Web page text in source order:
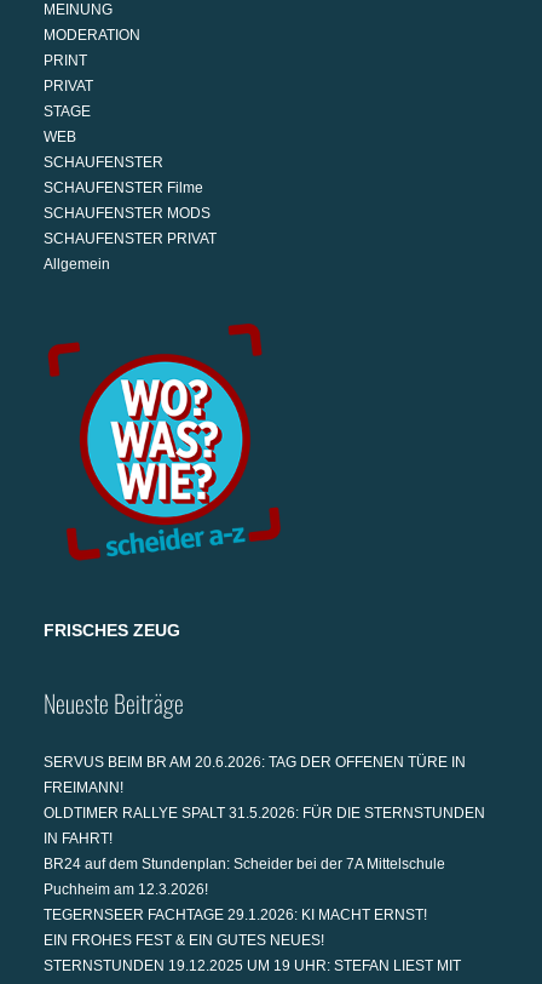
MEINUNG
MODERATION
PRINT
PRIVAT
STAGE
WEB
SCHAUFENSTER
SCHAUFENSTER Filme
SCHAUFENSTER MODS
SCHAUFENSTER PRIVAT
Allgemein
FRISCHES ZEUG
Neueste Beiträge
SERVUS BEIM BR AM 20.6.2026: TAG DER OFFENEN TÜRE IN
FREIMANN!
OLDTIMER RALLYE SPALT 31.5.2026: FÜR DIE STERNSTUNDEN
IN FAHRT!
BR24 auf dem Stundenplan: Scheider bei der 7A Mittelschule
Puchheim am 12.3.2026!
TEGERNSEER FACHTAGE 29.1.2026: KI MACHT ERNST!
EIN FROHES FEST & EIN GUTES NEUES!
STERNSTUNDEN 19.12.2025 UM 19 UHR: STEFAN LIEST MIT